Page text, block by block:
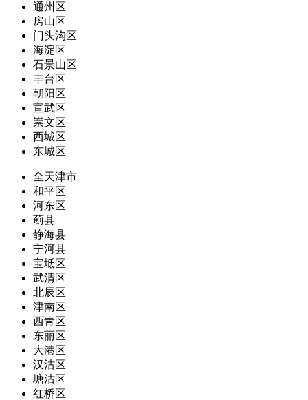
通州区
房山区
门头沟区
海淀区
石景山区
丰台区
朝阳区
宣武区
崇文区
西城区
东城区
全天津市
和平区
河东区
蓟县
静海县
宁河县
宝坻区
武清区
北辰区
津南区
西青区
东丽区
大港区
汉沽区
塘沽区
红桥区